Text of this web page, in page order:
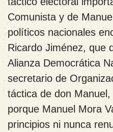
Comunista y de
políticos nacionales
Ricardo Jiménez, que
Alianza Democrática
secretario de
táctica de don
porque Manuel Mora
principios ni nunca